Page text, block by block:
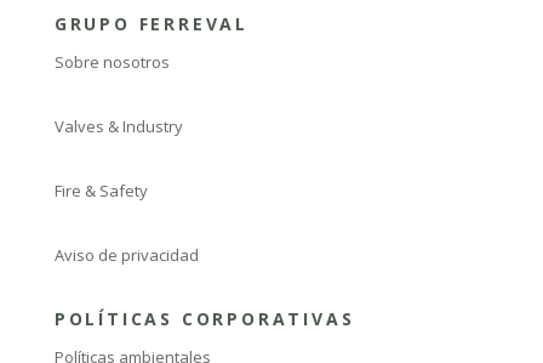
GRUPO FERREVAL
Sobre nosotros
Valves & Industry
Fire & Safety
Aviso de privacidad
POLÍTICAS CORPORATIVAS
Políticas ambientales